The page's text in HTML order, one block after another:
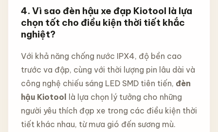
4. Vì sao đèn hậu xe đạp Kiotool là lựa
chọn tốt cho điều kiện thời tiết khắc
nghiệt?
Với khả năng chống nước IPX4, độ bền cao
trước va đập, cùng với thời lượng pin lâu dài và
công nghệ chiếu sáng LED SMD tiên tiến, đèn
hậu Kiotool là lựa chọn lý tưởng cho những
người yêu thích đạp xe trong các điều kiện thời
tiết khác nhau, từ mưa gió đến sương mù.